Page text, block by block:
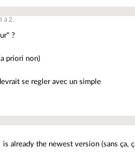
à 2.
?
priori non)
se regler avec un simple
already the newest version (sans ça,